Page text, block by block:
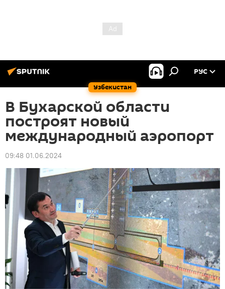
Узбекистан
РУС
В Бухарской области
построят новый
международный аэропорт
09:48 01.06.2024